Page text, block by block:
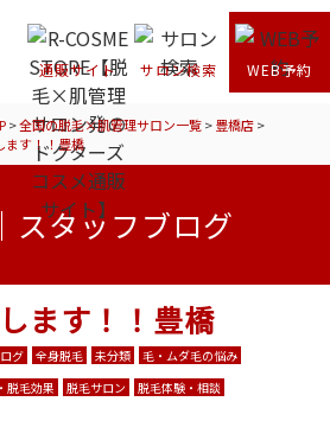
通販サイト サロン検索 WEB予約
>全国の脱毛×肌管理サロン一覧>豊橋店>
ます！！豊橋
スタッフブログ
ます！！豊橋
グ 全身脱毛 未分類
毛・ムダ毛の悩み
脱毛効果 脱毛サロン
脱毛体験・相談